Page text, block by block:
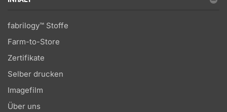
fabrilogy™ Stoffe
Farm-to-Store
Zertifikate
Selber drucken
Imagefilm
Über uns